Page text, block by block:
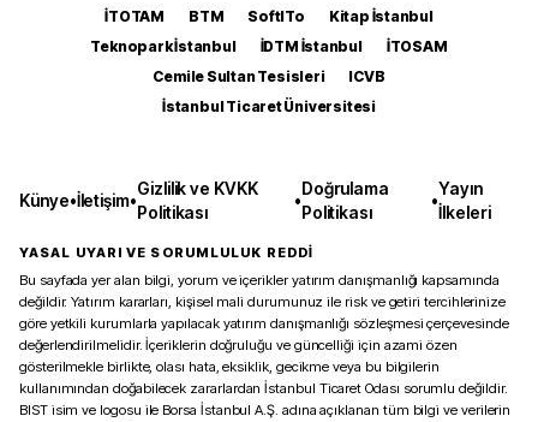
İTOTAM BTM SoftITo
Kitap İstanbul
Teknopark İstanbul
İDTM İstanbul
İTOSAM
Cemile Sultan Tesisleri
ICVB
İstanbul Ticaret Üniversitesi
Künye•İletişim•
Gizlilik ve KVKK
Politikası
•
Doğrulama
Politikası
•
Yayın
İlkeleri
YASAL UYARI VE SORUMLULUK REDDİ
Bu sayfada yer alan bilgi, yorum ve içerikler yatırım danışmanlığı kapsamında
değildir. Yatırım kararları, kişisel mali durumunuz ile risk ve getiri tercihlerinize
göre yetkili kurumlarla yapılacak yatırım danışmanlığı sözleşmesi çerçevesinde
değerlendirilmelidir. İçeriklerin doğruluğu ve güncelliği için azami özen
gösterilmekle birlikte, olası hata, eksiklik, gecikme veya bu bilgilerin
kullanımından doğabilecek zararlardan İstanbul Ticaret Odası sorumlu değildir.
BIST isim ve logosu ile Borsa İstanbul A.Ş. adına açıklanan tüm bilgi ve verilerin